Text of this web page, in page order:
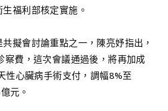
福利部核定實施。
擬會討論重點之一，陳亮妤指出，
察費，這次會議通過後，將再加成
性心臟病手術支付，調幅8%至
元。